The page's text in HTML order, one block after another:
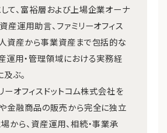
て、富裕層および上場企業オーナ
産運用助言、ファミリーオフィス
資産から事業資産まで包括的な
運用・管理領域における実務経
ぶ。
ーオフィスドットコム株式会社を
金融商品の販売から完全に独立
から、資産運用、相続・事業承